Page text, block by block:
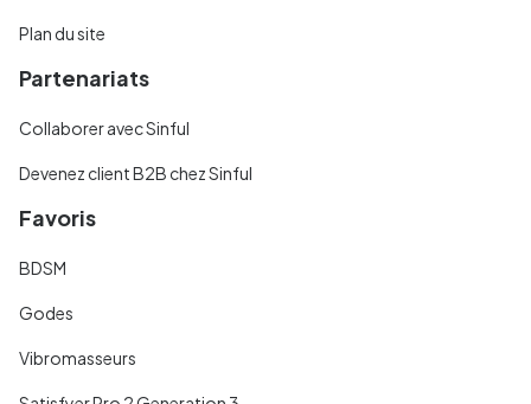
Plan du site
Partenariats
Collaborer avec Sinful
Devenez client B2B chez Sinful
Favoris
BDSM
Godes
Vibromasseurs